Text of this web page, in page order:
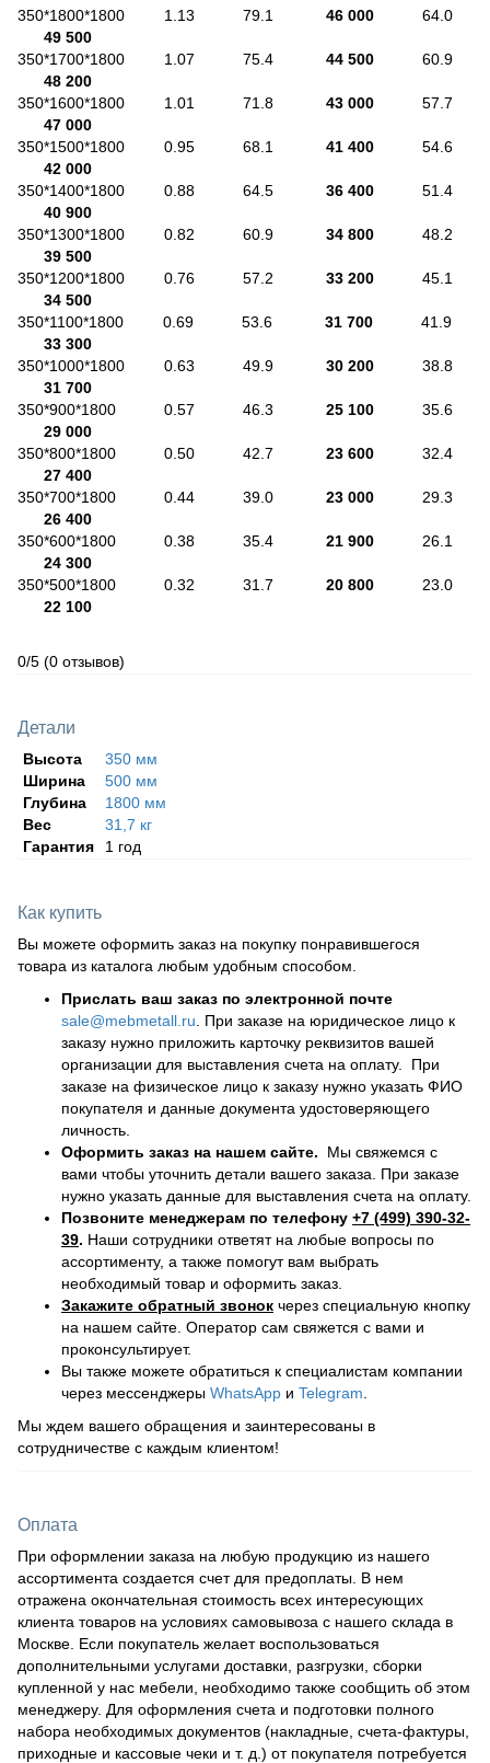
350*1800*1800 1.13 79.1 46 000 64.0
49 500
350*1700*1800 1.07 75.4 44 500 60.9
48 200
350*1600*1800 1.01 71.8 43 000 57.7
47 000
350*1500*1800 0.95 68.1 41 400 54.6
42 000
350*1400*1800 0.88 64.5 36 400 51.4
40 900
350*1300*1800 0.82 60.9 34 800 48.2
39 500
350*1200*1800 0.76 57.2 33 200 45.1
34 500
350*1100*1800 0.69 53.6 31 700 41.9
33 300
350*1000*1800 0.63 49.9 30 200 38.8
31 700
350*900*1800 0.57 46.3 25 100 35.6
29 000
350*800*1800 0.50 42.7 23 600 32.4
27 400
350*700*1800 0.44 39.0 23 000 29.3
26 400
350*600*1800 0.38 35.4 21 900 26.1
24 300
350*500*1800 0.32 31.7 20 800 23.0
22 100
0/5 (0 отзывов)
Детали
Высота
350 мм
Ширина
500 мм
Глубина
1800 мм
Вес
31,7 кг
Гарантия
1 год
Как купить
Вы можете оформить заказ на покупку понравившегося
товара из каталога любым удобным способом.
Прислать ваш заказ по электронной почте
sale@mebmetall.ru . При заказе на юридическое лицо к
заказу нужно приложить карточку реквизитов вашей
организации для выставления счета на оплату. При
заказе на физическое лицо к заказу нужно указать ФИО
покупателя и данные документа удостоверяющего
личность.
Оформить заказ на нашем сайте. Мы свяжемся с
вами чтобы уточнить детали вашего заказа. При заказе
нужно указать данные для выставления счета на оплату.
Позвоните менеджерам по телефону +7 (499) 390-32-
39. Наши сотрудники ответят на любые вопросы по
ассортименту, а также помогут вам выбрать
необходимый товар и оформить заказ.
Закажите обратный звонок через специальную кнопку
на нашем сайте. Оператор сам свяжется с вами и
проконсультирует.
Вы также можете обратиться к специалистам компании
через мессенджеры WhatsApp и Telegram
Мы ждем вашего обращения и заинтересованы в
сотрудничестве с каждым клиентом!
Оплата
При оформлении заказа на любую продукцию из нашего
ассортимента создается счет для предоплаты. В нем
отражена окончательная стоимость всех интересующих
клиента товаров на условиях самовывоза с нашего склада в
Москве. Если покупатель желает воспользоваться
дополнительными услугами доставки, разгрузки, сборки
купленной у нас мебели, необходимо также сообщить об этом
менеджеру. Для оформления счета и подготовки полного
набора необходимых документов (накладные, счета-фактуры,
приходные и кассовые чеки и т. д.) от покупателя потребуется